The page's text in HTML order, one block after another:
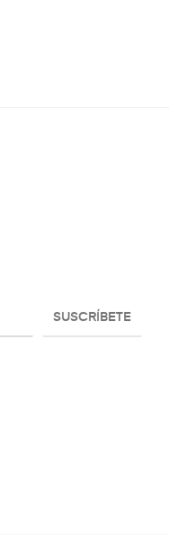
SUSCRÍBETE